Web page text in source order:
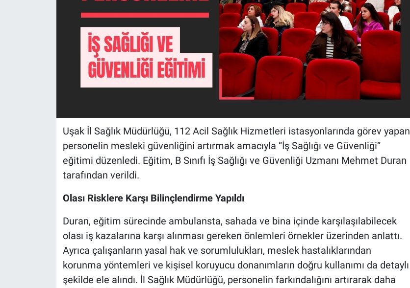
Uşak İl Sağlık Müdürlüğü, 112 Acil Sağlık Hizmetleri istasyonlarında görev yapan
personelin mesleki güvenliğini artırmak amacıyla “İş Sağlığı ve Güvenliği”
eğitimi düzenledi. Eğitim, B Sınıfı İş Sağlığı ve Güvenliği Uzmanı Mehmet Duran
tarafından verildi.
Olası Risklere Karşı Bilinçlendirme Yapıldı
Duran, eğitim sürecinde ambulansta, sahada ve bina içinde karşılaşılabilecek
olası iş kazalarına karşı alınması gereken önlemleri örnekler üzerinden anlattı.
Ayrıca çalışanların yasal hak ve sorumlulukları, meslek hastalıklarından
korunma yöntemleri ve kişisel koruyucu donanımların doğru kullanımı da detaylı
şekilde ele alındı. İl Sağlık Müdürlüğü, personelin farkındalığını artırarak daha